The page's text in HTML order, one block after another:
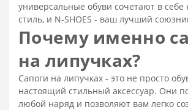
Женские сапоги на каблуке
Сапоги
Модные зимние сапоги женские
Сапоги зимние женские на каблуке
Зимние сапоги остроносые женские
Зимние сапоги на платформе
универсальные обуви сочетают в себе
стиль, и N-SHOES - ваш лучший
Почему именно
на липучках?
Сапоги на липучках - это не просто
настоящий стильный аксессуар. Они
любой наряд и позволяют вам легко